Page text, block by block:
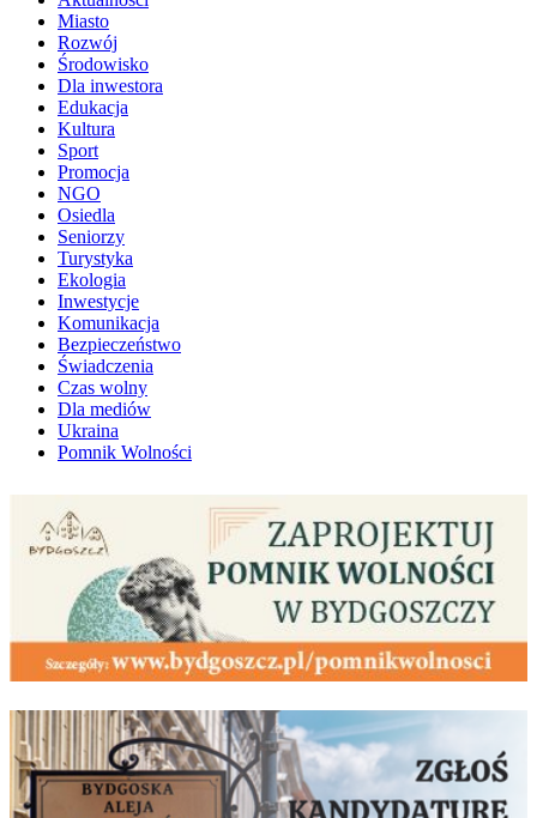
Miasto
Rozwój
Środowisko
Dla inwestora
Edukacja
Kultura
Sport
Promocja
NGO
Osiedla
Seniorzy
Turystyka
Ekologia
Inwestycje
Komunikacja
Bezpieczeństwo
Świadczenia
Czas wolny
Dla mediów
Ukraina
Pomnik Wolności